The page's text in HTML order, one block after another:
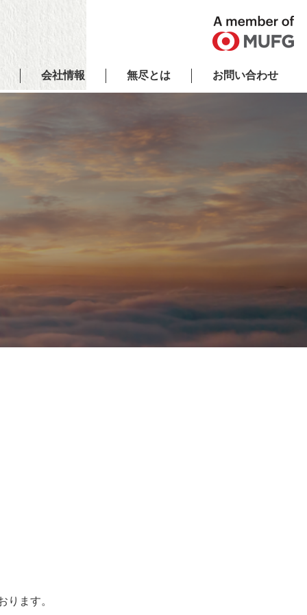
会社情報 無尽とは お問い合わせ
ります。